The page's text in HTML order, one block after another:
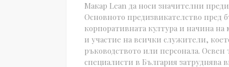
Макар Lean да носи значителни
Основното предизвикателство пред
корпоративната култура и начина
и участие на всички служители,
ръководството или персонала. Освен
специалисти в България затруднява